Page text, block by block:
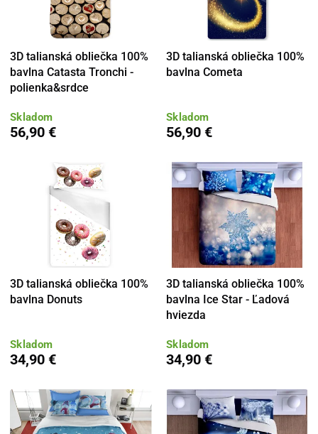
3D talianská obliečka 100%
bavlna Catasta Tronchi -
polienka&srdce
Skladom
56,90 €
3D talianská obliečka 100%
bavlna Cometa
Skladom
56,90 €
3D talianská obliečka 100%
bavlna Donuts
Skladom
34,90 €
3D talianská obliečka 100%
bavlna Ice Star - Ľadová
hviezda
Skladom
34,90 €